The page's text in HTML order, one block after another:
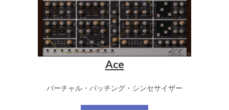
Ace
バーチャル・パッチング・シンセサイザー